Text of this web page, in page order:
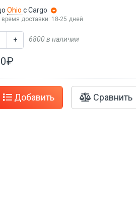
Ohioс Cargo
время доставки: 18-25 дней
+ 6800 в наличии
Добавить Сравнить